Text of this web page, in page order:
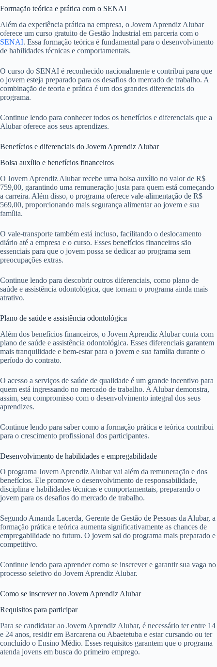
Formação teórica e prática com o SENAI
Além da experiência prática na empresa, o Jovem Aprendiz Alubar
oferece um curso gratuito de Gestão Industrial em parceria com o
SENAI. Essa formação teórica é fundamental para o desenvolvimento
de habilidades técnicas e comportamentais.
O curso do SENAI é reconhecido nacionalmente e contribui para que
o jovem esteja preparado para os desafios do mercado de trabalho. A
combinação de teoria e prática é um dos grandes diferenciais do
programa.
Continue lendo para conhecer todos os benefícios e diferenciais que a
Alubar oferece aos seus aprendizes.
Benefícios e diferenciais do Jovem Aprendiz Alubar
Bolsa auxílio e benefícios financeiros
O Jovem Aprendiz Alubar recebe uma bolsa auxílio no valor de R$
759,00, garantindo uma remuneração justa para quem está começando
a carreira. Além disso, o programa oferece vale-alimentação de R$
569,00, proporcionando mais segurança alimentar ao jovem e sua
família.
O vale-transporte também está incluso, facilitando o deslocamento
diário até a empresa e o curso. Esses benefícios financeiros são
essenciais para que o jovem possa se dedicar ao programa sem
preocupações extras.
Continue lendo para descobrir outros diferenciais, como plano de
saúde e assistência odontológica, que tornam o programa ainda mais
atrativo.
Plano de saúde e assistência odontológica
Além dos benefícios financeiros, o Jovem Aprendiz Alubar conta com
plano de saúde e assistência odontológica. Esses diferenciais garantem
mais tranquilidade e bem-estar para o jovem e sua família durante o
período do contrato.
O acesso a serviços de saúde de qualidade é um grande incentivo para
quem está ingressando no mercado de trabalho. A Alubar demonstra,
assim, seu compromisso com o desenvolvimento integral dos seus
aprendizes.
Continue lendo para saber como a formação prática e teórica contribui
para o crescimento profissional dos participantes.
Desenvolvimento de habilidades e empregabilidade
O programa Jovem Aprendiz Alubar vai além da remuneração e dos
benefícios. Ele promove o desenvolvimento de responsabilidade,
disciplina e habilidades técnicas e comportamentais, preparando o
jovem para os desafios do mercado de trabalho.
Segundo Amanda Lacerda, Gerente de Gestão de Pessoas da Alubar, a
formação prática e teórica aumenta significativamente as chances de
empregabilidade no futuro. O jovem sai do programa mais preparado e
competitivo.
Continue lendo para aprender como se inscrever e garantir sua vaga no
processo seletivo do Jovem Aprendiz Alubar.
Como se inscrever no Jovem Aprendiz Alubar
Requisitos para participar
Para se candidatar ao Jovem Aprendiz Alubar, é necessário ter entre 14
e 24 anos, residir em Barcarena ou Abaetetuba e estar cursando ou ter
concluído o Ensino Médio. Esses requisitos garantem que o programa
atenda jovens em busca do primeiro emprego.